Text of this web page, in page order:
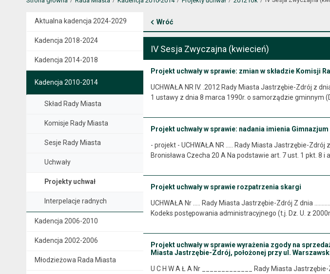
Aktualna kadencja 2024-2029
Kadencja 2018-2024
Kadencja 2014-2018
Kadencja 2010-2014
Skład Rady Miasta
Komisje Rady Miasta
Sesje Rady Miasta
Uchwały
Projekty uchwał
Interpelacje radnych
Kadencja 2006-2010
Kadencja 2002-2006
Młodzieżowa Rada Miasta
Wróć
IV Sesja Zwyczajna (kwiecień)
Projekt uchwały w sprawie: zmian w składzie Komisji
UCHWAŁA NR IV. .2012 Rady Miasta Jastrzębie-Zdrój z
1 ustawy z dnia 8 marca 1990r. o samorządzie gminnym
Projekt uchwały w sprawie: nadania imienia
- projekt - UCHWAŁA NR ….. Rady Miasta Jastrzębie-
Bronisława Czecha 20 A Na podstawie art. 7 ust. 1 pkt. 8 i
Projekt uchwały w sprawie rozpatrzenia skargi
UCHWAŁA Nr ….. Rady Miasta Jastrzębie-Zdrój Z dnia
Kodeks postępowania administracyjnego (t.j. Dz. U. z
Projekt uchwały w sprawie wyrażenia zgody na
Miasta Jastrzębie-Zdrój, położonej przy ul.
U C H W A Ł A Nr _____________ Rady Miasta